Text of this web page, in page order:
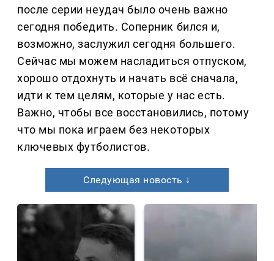
после серии неудач было очень важно
сегодня победить. Соперник бился и,
возможно, заслужил сегодня большего.
Сейчас мы можем насладиться отпуском,
хорошо отдохнуть и начать всё сначала,
идти к тем целям, которые у нас есть.
Важно, чтобы все восстановились, потому
что мы пока играем без некоторых
ключевых футболистов.
Следующая новость ↓